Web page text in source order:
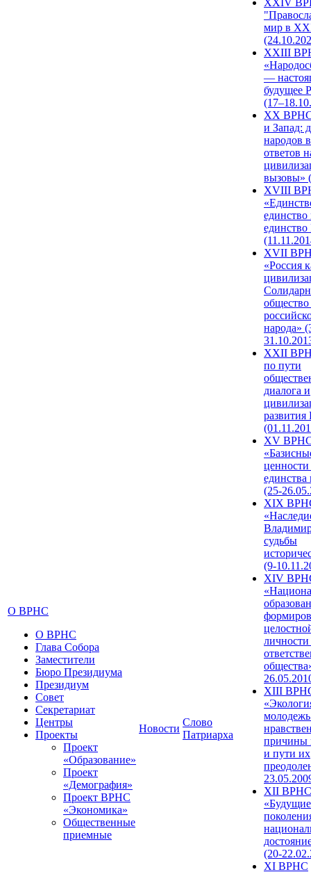
О ВРНС
О ВРНС
Глава Собора
Заместители
Бюро Президиума
Президиум
Совет
Секретариат
Центры
Проекты
Проект
«Образование»
Проект
«Демография»
Проект ВРНС
«Экономика»
Общественные
приемные
Новости
Слово
Патриарха
XXIV
мир в
XXIII
—
будущее
XX ВРНС
и Запад:
народов
ответов
вызовы»
XVIII
единство
единство
XVII
«Россия
народа»
XXII
по пути
диалога и
развития
XV
единства
(25-
XIX
судьбы
(9-
XIV
XIII
причины
и пути их
XII ВРНС
«Будущие
(20-
XI ВРНС